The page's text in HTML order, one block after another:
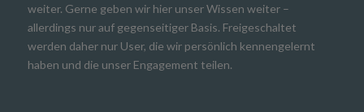
weiter. Gerne geben wir hier unser Wissen weiter –
allerdings nur auf gegenseitiger Basis. Freigeschaltet
werden daher nur User, die wir persönlich kennengelernt
haben und die unser Engagement teilen.